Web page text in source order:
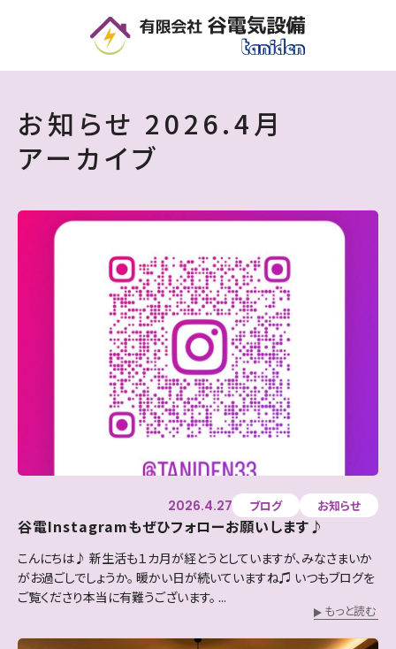
お知らせ 2026.4月
アーカイブ
谷電Instagramもぜひフォローお願いします♪
2026.4.27 ブログ お知らせ
こんにちは♪ 新生活も１カ月が経とうとしていますが、みなさまいか
がお過ごしでしょうか。 暖かい日が続いていますね♫ いつもブログを
ご覧くださり本当に有難うございます。 ...
もっと読む